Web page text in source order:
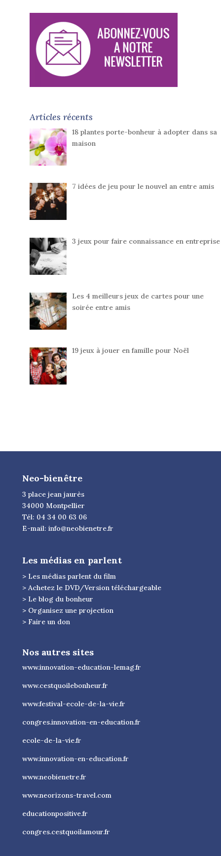
Articles récents
18 plantes porte-bonheur à adopter dans sa
maison
7 idées de jeu pour le nouvel an entre amis
3 jeux pour faire connaissance en entreprise
Les 4 meilleurs jeux de cartes pour une
soirée entre amis
19 jeux à jouer en famille pour Noël
Neo-bienêtre
3 place jean jaurès
34000 Montpellier
Tél: 04 34 00 63 06
E-mail: info@neobienetre.fr
Les médias en parlent
> Les médias parlent du film
> Achetez le DVD/Version téléchargeable
> Le blog du bonheur
> Organisez une projection
> Faire un don
Nos autres sites
www.innovation-education-lemag.fr
www.cestquoilebonheur.fr
www.festival-ecole-de-la-vie.fr
congres.innovation-en-education.fr
ecole-de-la-vie.fr
www.innovation-en-education.fr
www.neobienetre.fr
www.neorizons-travel.com
educationpositive.fr
congres.cestquoilamour.fr